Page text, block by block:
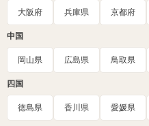
大阪府 兵庫県 京都府
中国
岡山県 広島県 鳥取県
四国
徳島県 香川県 愛媛県